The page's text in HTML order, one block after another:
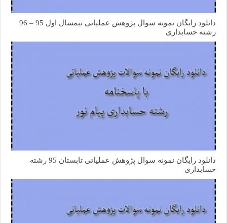
دانلود رایگان نمونه سوال پژوهش عملیاتی نیمسال اول 95 – 96
رشته حسابداری
دانلود رایگان نمونه سوال پژوهش عملیاتی تابستان 95 رشته
حسابداری